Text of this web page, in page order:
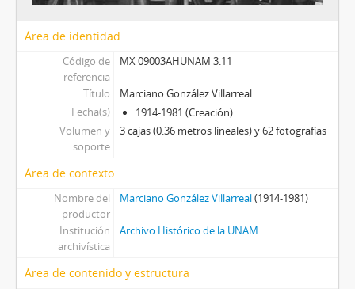
Área de identidad
Código de
referencia
MX 09003AHUNAM 3.11
Título
Marciano González Villarreal
Fecha(s)
1914-1981 (Creación)
Volumen y
soporte
3 cajas (0.36 metros lineales) y 62 fotografías
Área de contexto
Nombre del
productor
Marciano González Villarreal(1914-1981)
Institución
archivística
Archivo Histórico de la UNAM
Área de contenido y estructura